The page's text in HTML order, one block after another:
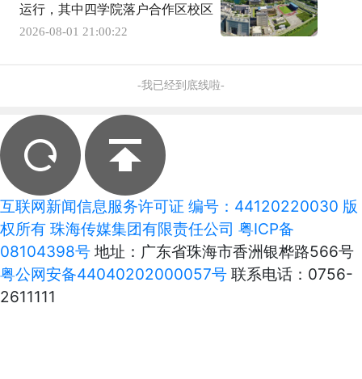
运行，其中四学院落户合作区校区
2026-08-01 21:00:22
-我已经到底线啦-
互联网新闻信息服务许可证 编号：44120220030 版
权所有 珠海传媒集团有限责任公司 粤ICP备
08104398号 地址：广东省珠海市香洲银桦路566号
粤公网安备44040202000057号 联系电话：0756-
2611111